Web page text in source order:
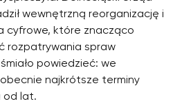
wewnętrzną reorganizację i
cyfrowe, które znacząco
rozpatrywania spraw
powiedzieć: we
najkrótsze terminy
od lat.